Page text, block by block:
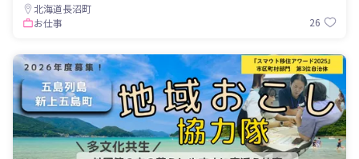
北海道長沼町
お仕事
26